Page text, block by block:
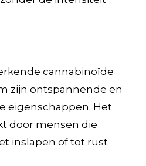
cannabinoïde
zijn ontspannende en
eigenschappen. Het
door mensen die
inslapen of tot rust